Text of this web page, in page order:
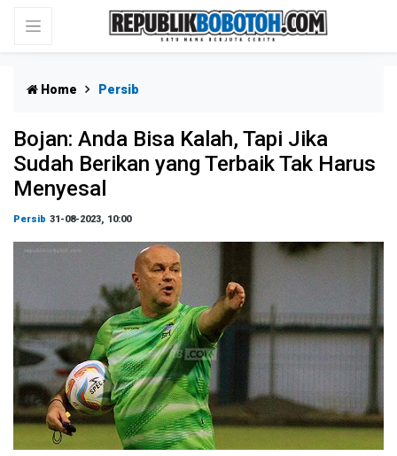
Home Persib
Bojan: Anda Bisa Kalah, Tapi Jika
Sudah Berikan yang Terbaik Tak Harus
Menyesal
Persib 31-08-2023, 10:00